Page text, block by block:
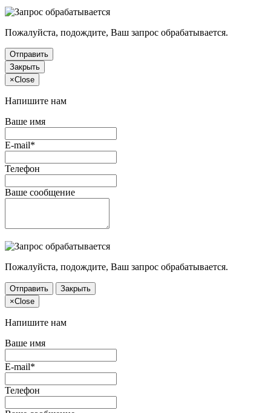
Пожалуйста, подождите, Ваш запрос обрабатывается.
Отправить
Закрыть
×Close
Напишите нам
Ваше имя
E-mail*
Телефон
Ваше сообщение
Пожалуйста, подождите, Ваш запрос обрабатывается.
Отправить
Закрыть
×Close
Напишите нам
Ваше имя
E-mail*
Телефон